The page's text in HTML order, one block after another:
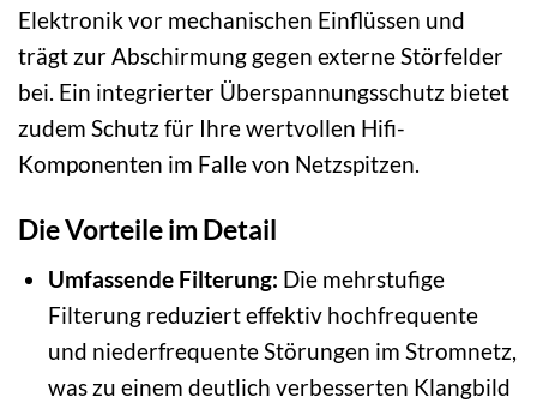
Elektronik vor mechanischen Einflüssen und
trägt zur Abschirmung gegen externe Störfelder
bei. Ein integrierter Überspannungsschutz bietet
zudem Schutz für Ihre wertvollen Hifi-
Komponenten im Falle von Netzspitzen.
Die Vorteile im Detail
Umfassende Filterung: Die mehrstufige
Filterung reduziert effektiv hochfrequente
und niederfrequente Störungen im Stromnetz,
was zu einem deutlich verbesserten Klangbild